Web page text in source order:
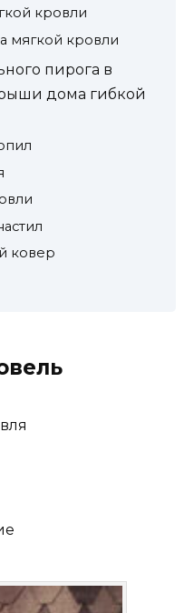
кровли
мягкой кровли
пирога в
дома гибкой
ковер